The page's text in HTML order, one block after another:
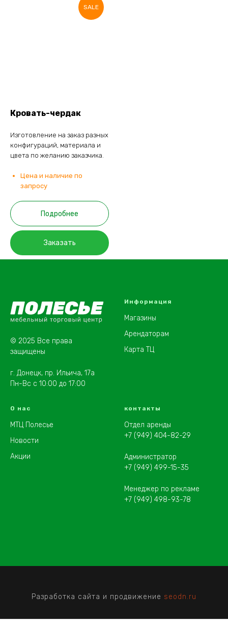
SALE
Кровать-чердак
Изготовление на заказ разных
конфигураций, материала и
цвета по желанию заказчика.
Цена и наличие по
запросу
Подробнее
Заказать
© 2025 Все права
защищены
г. Донецк, пр. Ильича, 17а
Пн-Вс с 10:00 до 17:00
Информация
Магазины
Арендаторам
Карта ТЦ
О нас
МТЦ Полесье
Новости
Акции
контакты
Отдел аренды
+7 (949) 404-82-29
Администратор
+7 (949) 499-15-35
Менеджер по рекламе
+7 (949) 498-93-78
Разработка сайта и продвижение seodn.ru